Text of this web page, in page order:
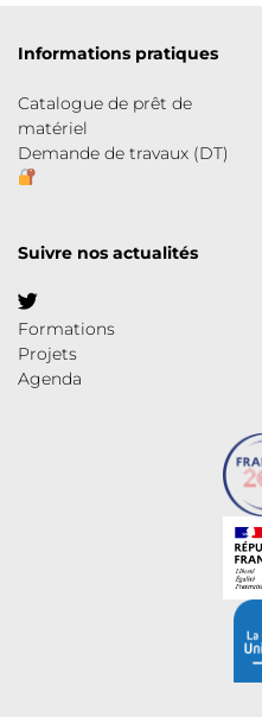
Informations pratiques
Catalogue de prêt de
matériel
Demande de travaux (DT)
Suivre nos actualités
Formations
Projets
Agenda